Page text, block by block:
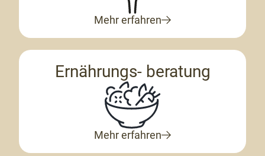
Mehr erfahren
Ernährungs- beratung
Mehr erfahren